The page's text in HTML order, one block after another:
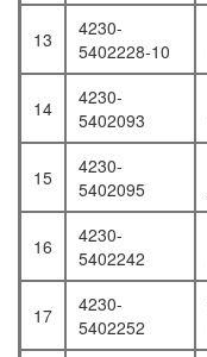
13
4230-
5402228-10
14
4230-
5402093
15
4230-
5402095
16
4230-
5402242
17
4230-
5402252